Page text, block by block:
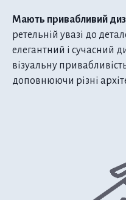
Мають привабливий
ретельній увазі до
елегантний і сучасний
візуальну
доповнюючи різні